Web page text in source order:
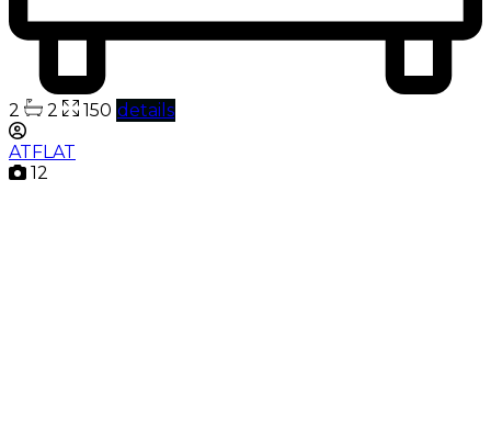
2 2 150 details
ATFLAT
12